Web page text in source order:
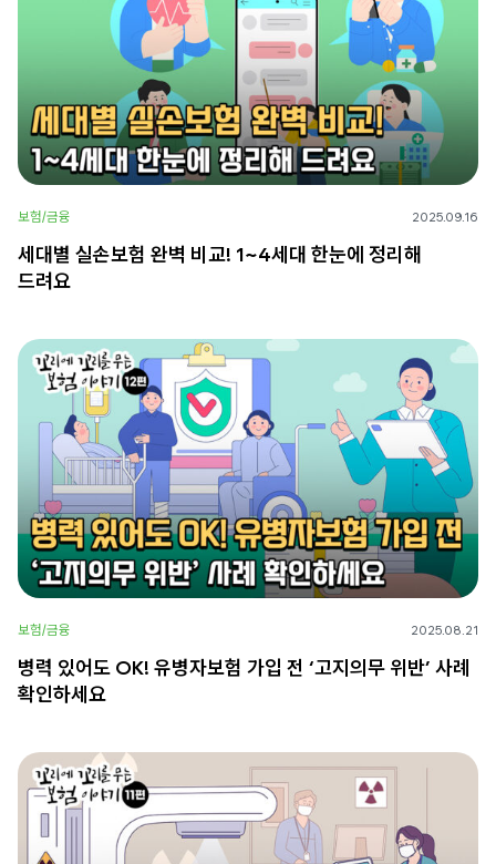
보험/금융 2025.09.16
세대별 실손보험 완벽 비교! 1~4세대 한눈에 정리해
드려요
보험/금융 2025.08.21
병력 있어도 OK! 유병자보험 가입 전 ‘고지의무 위반’ 사례
확인하세요